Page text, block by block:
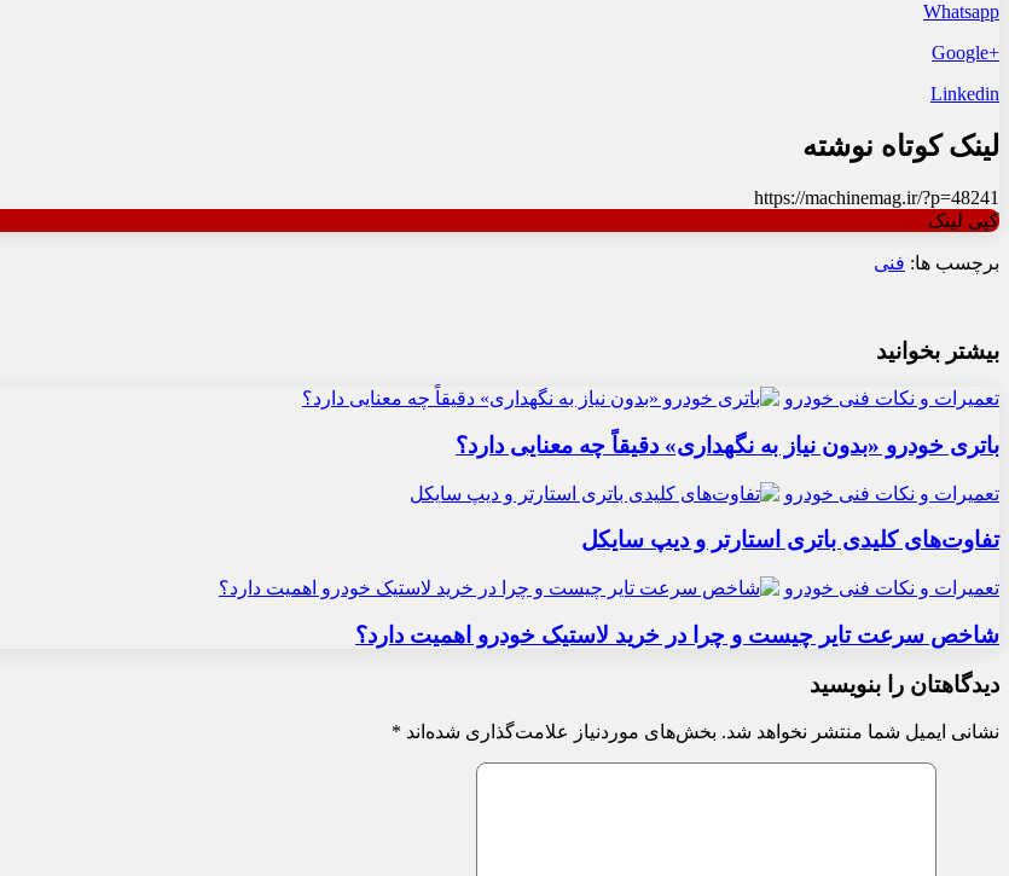
Whatsapp
+Google
Linkedin
لینک کوتاه نوشته
https://machinemag.ir/?p=48241
کپی لینک
برچسب ها: فنی
بیشتر بخوانید
تعمیرات و نکات فنی خودرو
باتری خودرو «بدون نیاز به نگهداری» دقیقاً چه معنایی دارد؟
تعمیرات و نکات فنی خودرو
تفاوت‌های کلیدی باتری استارتر و دیپ سایکل
تعمیرات و نکات فنی خودرو
شاخص سرعت تایر چیست و چرا در خرید لاستیک خودرو اهمیت دارد؟
دیدگاهتان را بنویسید
نشانی ایمیل شما منتشر نخواهد شد. بخش‌های موردنیاز علامت‌گذاری شده‌اند *